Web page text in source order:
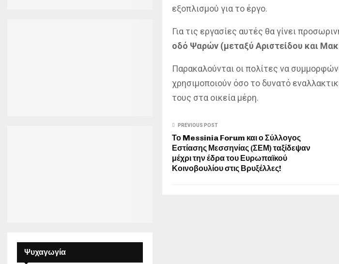
εξοπλισμού για το έργο.
Για τις εργασίες αυτές θα γίνει
οδό Ψαρών (μεταξύ Αριστείδου και
Παρακαλούνται οι πολίτες να
χρησιμοποιούν όσο το δυνατό
τους στα οικεία μέρη.
PREVIOUS POST
Το Messinia Forum και ο Σύλλογος
Εστίασης Μεσσηνίας (ΣΕΜ) ταξίδεψαν
μέχρι την έδρα του Ευρωπαϊκού
Κοινοβουλίου στις Βρυξέλλες!
Ψυχαγωγία